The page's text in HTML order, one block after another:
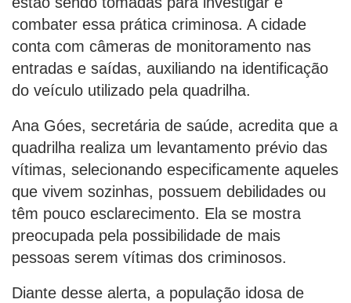
combater essa prática criminosa. A cidade
conta com câmeras de monitoramento nas
entradas e saídas, auxiliando na identificação
do veículo utilizado pela quadrilha.
Ana Góes, secretária de saúde, acredita que a
quadrilha realiza um levantamento prévio das
vítimas, selecionando especificamente aqueles
que vivem sozinhas, possuem debilidades ou
têm pouco esclarecimento. Ela se mostra
preocupada pela possibilidade de mais
pessoas serem vítimas dos criminosos.
Diante desse alerta, a população idosa de